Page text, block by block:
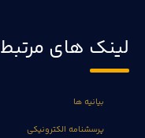
لینک های مرتبط
بیانیه ها
پرسشنامه الکترونیکی